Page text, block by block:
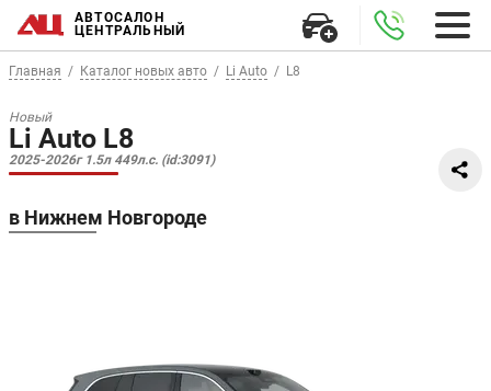
АВТОСАЛОН
ЦЕНТРАЛЬНЫЙ
Главная Каталог новых авто Li Auto L8
Новый
Li Auto L8
2025-2026г 1.5л 449л.с. (id:3091)
в Нижнем Новгороде